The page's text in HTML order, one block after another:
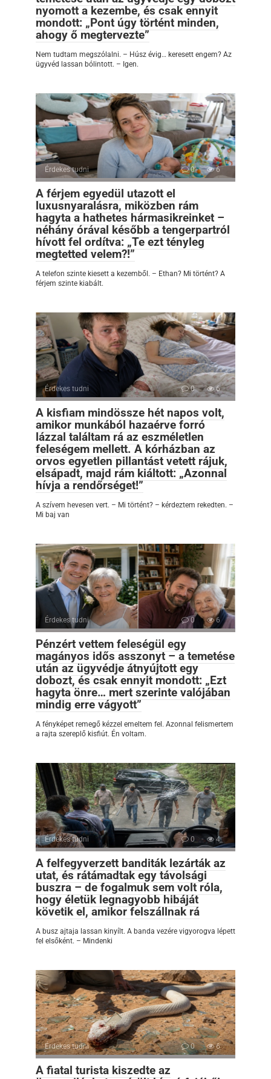
nyomott a kezembe, és csak ennyit
mondott: „Pont úgy történt minden,
ahogy ő megtervezte”
Nem tudtam megszólalni. – Húsz évig… keresett engem? Az
ügyvéd lassan bólintott. – Igen.
Érdekes tudni 0 6
A férjem egyedül utazott el
luxusnyaralásra, miközben rám
hagyta a hathetes hármasikreinket –
néhány órával később a tengerpartról
hívott fel ordítva: „Te ezt tényleg
megtetted velem?!”
A telefon szinte kiesett a kezemből. – Ethan? Mi történt? A
férjem szinte kiabált.
Érdekes tudni 0 6
A kisfiam mindössze hét napos volt,
amikor munkából hazaérve forró
lázzal találtam rá az eszméletlen
feleségem mellett. A kórházban az
orvos egyetlen pillantást vetett rájuk,
elsápadt, majd rám kiáltott: „Azonnal
hívja a rendőrséget!”
A szívem hevesen vert. – Mi történt? – kérdeztem rekedten. –
Mi baj van
Érdekes tudni 0 6
Pénzért vettem feleségül egy
magányos idős asszonyt – a temetése
után az ügyvédje átnyújtott egy
dobozt, és csak ennyit mondott: „Ezt
hagyta önre… mert szerinte valójában
mindig erre vágyott”
A fényképet remegő kézzel emeltem fel. Azonnal felismertem
a rajta szereplő kisfiút. Én voltam.
Érdekes tudni 0 4
A felfegyverzett banditák lezárták az
utat, és rátámadtak egy távolsági
buszra – de fogalmuk sem volt róla,
hogy életük legnagyobb hibáját
követik el, amikor felszállnak rá
A busz ajtaja lassan kinyílt. A banda vezére vigyorogva lépett
fel elsőként. – Mindenki
Érdekes tudni 0 6
A fiatal turista kiszedte az